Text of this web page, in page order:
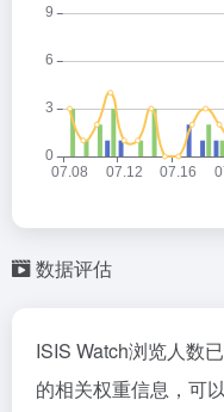
数据评估
ISIS Watch浏览人数
的相关权重信息，可